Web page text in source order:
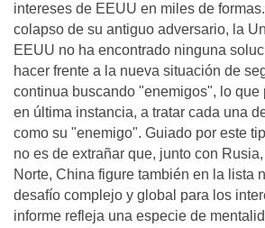
intereses de EEUU en miles de
colapso de su antiguo adversario, la
EEUU no ha encontrado ninguna
hacer frente a la nueva situación de
continua buscando "enemigos", lo que
en última instancia, a tratar cada una
como su "enemigo". Guiado por este
no es de extrañar que, junto con
Norte, China figure también en la lista
desafío complejo y global para los
informe refleja una especie de